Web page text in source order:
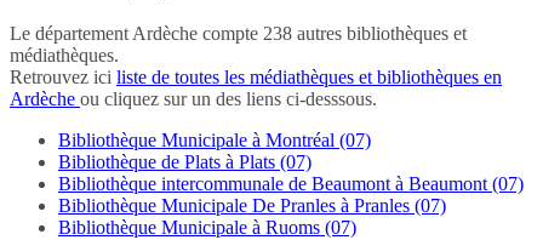
Le département Ardèche compte 238 autres bibliothèques et
médiathèques.
Retrouvez ici liste de toutes les médiathèques et bibliothèques en
Ardèche ou cliquez sur un des liens ci-desssous.
Bibliothèque Municipale à Montréal (07)
Bibliothèque de Plats à Plats (07)
Bibliothèque intercommunale de Beaumont à Beaumont (07)
Bibliothèque Municipale De Pranles à Pranles (07)
Bibliothèque Municipale à Ruoms (07)